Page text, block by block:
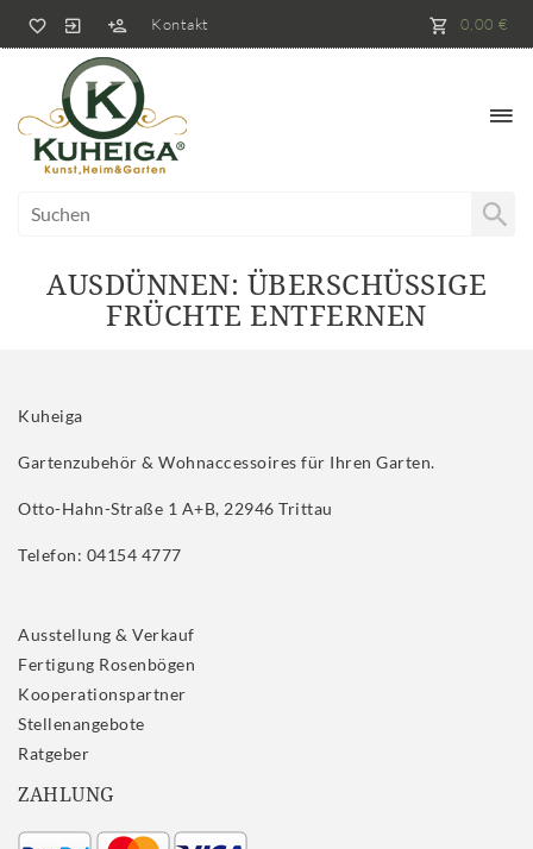
Kontakt 0,00 €
AUSDÜNNEN: ÜBERSCHÜSSIGE
FRÜCHTE ENTFERNEN
Kuheiga
Gartenzubehör & Wohnaccessoires für Ihren Garten.
Otto-Hahn-Straße 1 A+B, 22946 Trittau
Telefon: 04154 4777
Ausstellung & Verkauf
Fertigung Rosenbögen
Kooperationspartner
Stellenangebote
Ratgeber
ZAHLUNG